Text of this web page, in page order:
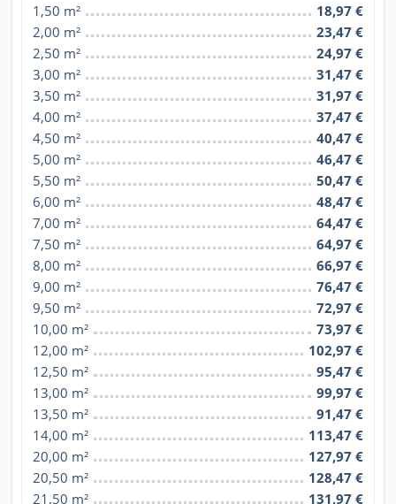
1,50 m²
18,97 €
2,00 m²
23,47 €
2,50 m²
24,97 €
3,00 m²
31,47 €
3,50 m²
31,97 €
4,00 m²
37,47 €
4,50 m²
40,47 €
5,00 m²
46,47 €
5,50 m²
50,47 €
6,00 m²
48,47 €
7,00 m²
64,47 €
7,50 m²
64,97 €
8,00 m²
66,97 €
9,00 m²
76,47 €
9,50 m²
72,97 €
10,00 m²
73,97 €
12,00 m²
102,97 €
12,50 m²
95,47 €
13,00 m²
99,97 €
13,50 m²
91,47 €
14,00 m²
113,47 €
20,00 m²
127,97 €
20,50 m²
128,47 €
21,50 m²
131,97 €